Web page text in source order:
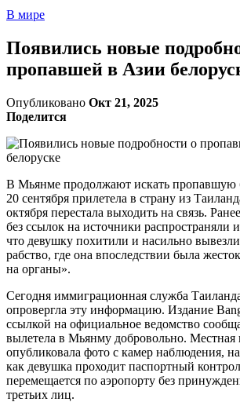
В мире
Появились новые
пропавшей в Азии
Опубликовано Окт 21, 2025
Поделится
В Мьянме продолжают искать пропавшую
20 сентября прилетела в страну из
октября перестала выходить на связь.
без ссылок на источники
что девушку похитили и насильно
рабство, где она впоследствии была
на органы».
Сегодня иммиграционная служба
опровергла эту информацию. Издание
ссылкой на официальное ведомство
вылетела в Мьянму добровольно. Местная
опубликовала фото с камер наблюдения,
как девушка проходит паспортный
перемещается по аэропорту без
третьих лиц.